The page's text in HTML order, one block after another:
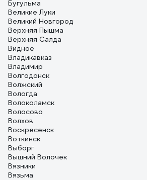
Бугульма
Великие Луки
Великий Новгород
Верхняя Пышма
Верхняя Салда
Видное
Владикавказ
Владимир
Волгодонск
Волжский
Вологда
Волоколамск
Волосово
Волхов
Воскресенск
Воткинск
Выборг
Вышний Волочек
Вязники
Вязьма